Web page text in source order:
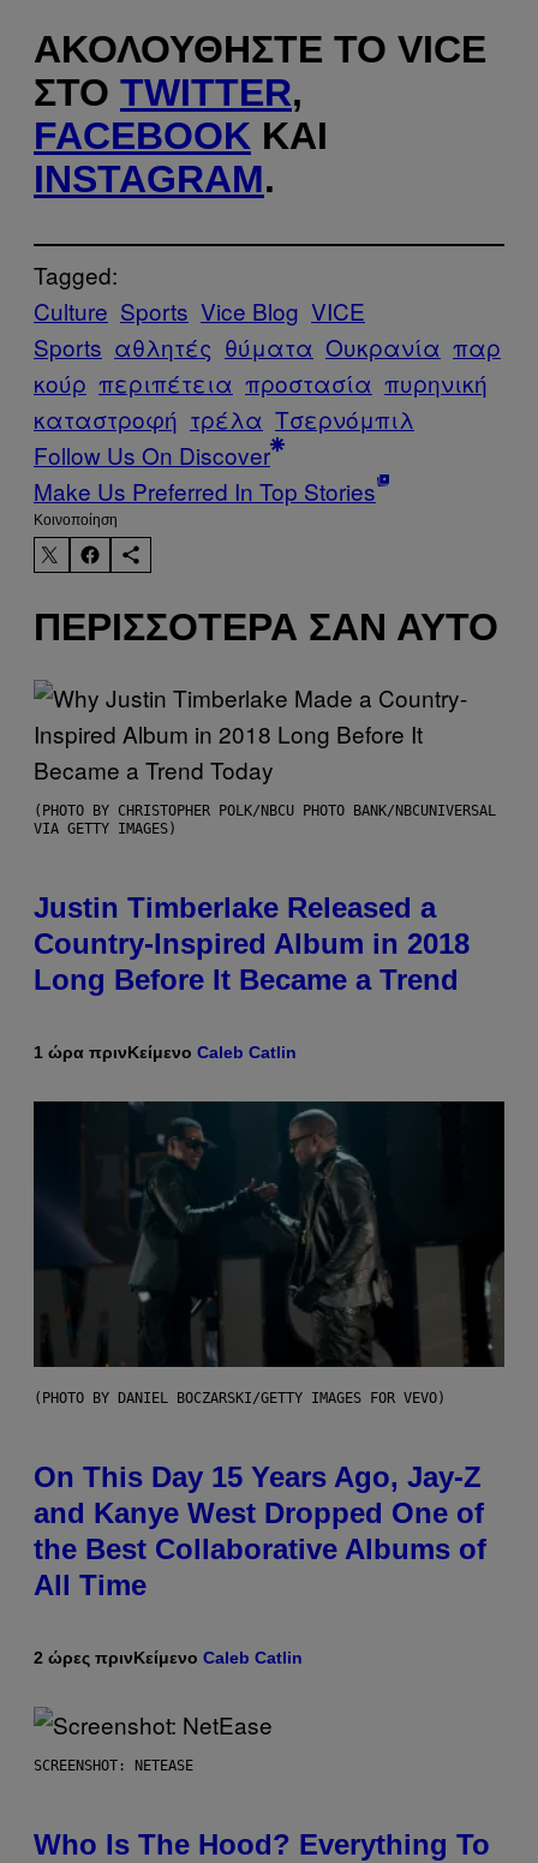
ΑΚΟΛΟΥΘΉΣΤΕ ΤΟ VICE
ΣΤΟ TWITTER,
FACEBOOK ΚΑΙ
INSTAGRAM.
Tagged:
Culture Sports Vice Blog VICE
Sports αθλητές θύματα Ουκρανία παρ
κούρ περιπέτεια προστασία πυρηνική
καταστροφή τρέλα Τσερνόμπιλ
Follow Us On Discover
Make Us Preferred In Top Stories
Kοινοποίηση
ΠΕΡΙΣΣΌΤΕΡΑ ΣΑΝ ΑΥΤΌ
(PHOTO BY CHRISTOPHER POLK/NBCU PHOTO BANK/NBCUNIVERSAL
VIA GETTY IMAGES)
Justin Timberlake Released a
Country-Inspired Album in 2018
Long Before It Became a Trend
1 ώρα πρινΚείμενο Caleb Catlin
(PHOTO BY DANIEL BOCZARSKI/GETTY IMAGES FOR VEVO)
On This Day 15 Years Ago, Jay-Z
and Kanye West Dropped One of
the Best Collaborative Albums of
All Time
2 ώρες πρινΚείμενο Caleb Catlin
SCREENSHOT: NETEASE
Who Is The Hood? Everything To